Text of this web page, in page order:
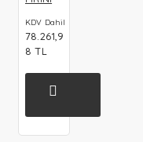
KDV Dahil
78.261,9
8 TL